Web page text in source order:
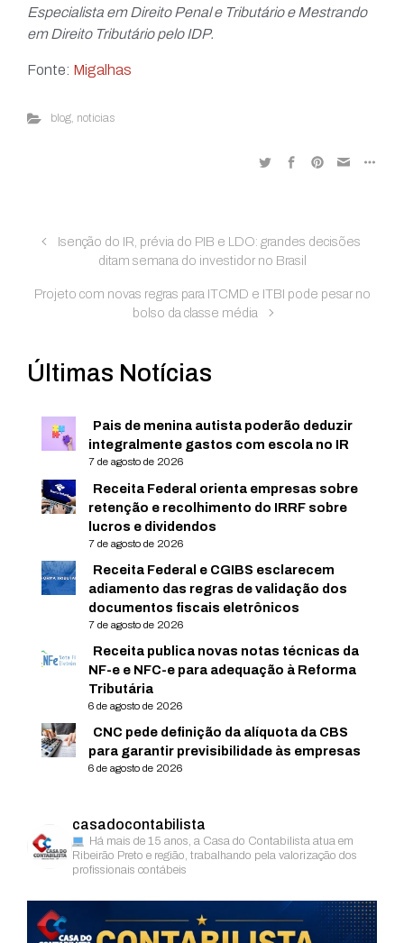
Especialista em Direito Penal e Tributário e Mestrando
em Direito Tributário pelo IDP.
Fonte: Migalhas
blog, noticias
Isenção do IR, prévia do PIB e LDO: grandes decisões
ditam semana do investidor no Brasil
Projeto com novas regras para ITCMD e ITBI pode pesar no
bolso da classe média
Últimas Notícias
Pais de menina autista poderão deduzir
integralmente gastos com escola no IR
7 de agosto de 2026
Receita Federal orienta empresas sobre
retenção e recolhimento do IRRF sobre
lucros e dividendos
7 de agosto de 2026
Receita Federal e CGIBS esclarecem
adiamento das regras de validação dos
documentos fiscais eletrônicos
7 de agosto de 2026
Receita publica novas notas técnicas da
NF-e e NFC-e para adequação à Reforma
Tributária
6 de agosto de 2026
CNC pede definição da alíquota da CBS
para garantir previsibilidade às empresas
6 de agosto de 2026
casadocontabilista
Há mais de 15 anos, a Casa do Contabilista atua em
Ribeirão Preto e região, trabalhando pela valorização dos
profissionais contábeis